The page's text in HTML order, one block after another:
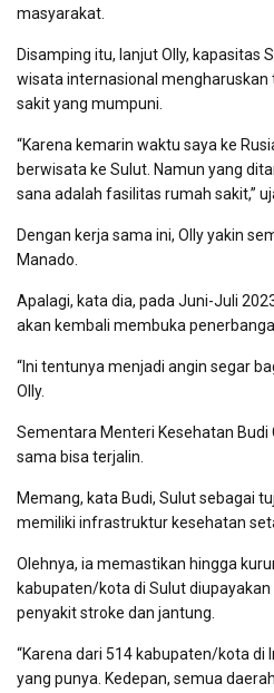
masyarakat.
Disamping itu, lanjut Olly, kapasitas
wisata internasional
sakit yang mumpuni.
“Karena kemarin waktu saya ke
berwisata ke Sulut. Namun yang
sana adalah fasilitas rumah sakit,”
Dengan kerja sama ini, Olly yakin
Manado.
Apalagi, kata dia, pada Juni-Juli
akan kembali membuka
“Ini tentunya menjadi angin segar
Olly.
Sementara Menteri Kesehatan Budi
sama bisa terjalin.
Memang, kata Budi, Sulut sebagai
memiliki infrastruktur kesehatan
Olehnya, ia memastikan hingga
kabupaten/kota di Sulut
penyakit stroke dan jantung.
“Karena dari 514 kabupaten/kota di
yang punya. Kedepan, semua